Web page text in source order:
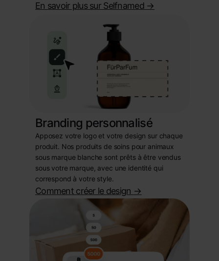
En savoir plus sur Selfnamed ->
Branding personnalisé
Apposez votre logo et votre design sur chaque
produit. Nos produits de soins pour animaux
sous marque blanche sont prêts à être vendus
sous votre marque, avec une identité qui
correspond à votre style.
Comment créer le design ->